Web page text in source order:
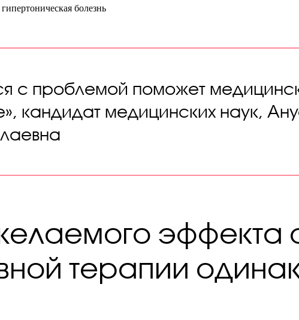
болезнь
с проблемой поможет
кандидат медицинских наук,
эффекта
терапии